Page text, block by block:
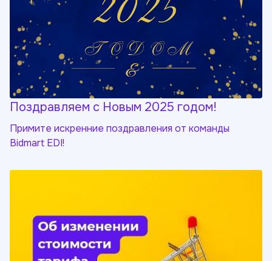
Поздравляем с Новым 2025 годом!
Примите искренние поздравления от команды
Bidmart EDI!